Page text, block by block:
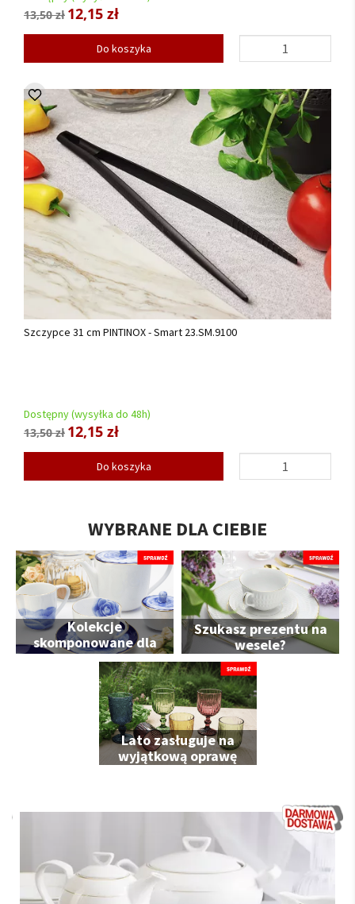
13,50 zł 12,15 zł
Do koszyka
Szczypce 31 cm PINTINOX - Smart 23.SM.9100
Dostępny (wysyłka do 48h)
13,50 zł 12,15 zł
Do koszyka
WYBRANE DLA CIEBIE
Kolekcje
skomponowane dla
Ciebie
Szukasz prezentu na
wesele?
Lato zasługuje na
wyjątkową oprawę